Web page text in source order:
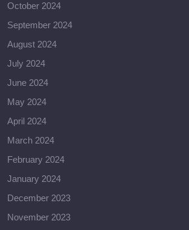
October 2024
September 2024
August 2024
July 2024
June 2024
May 2024
April 2024
March 2024
February 2024
January 2024
December 2023
November 2023